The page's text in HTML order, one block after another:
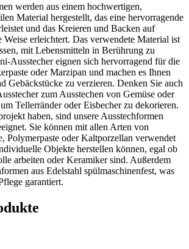
werden aus einem hochwertigen,
Material hergestellt, das eine hervorragende
und das Kreieren und Backen auf
Weise erleichtert. Das verwendete Material ist
mit Lebensmitteln in Berührung zu
Ausstecher eignen sich hervorragend für die
oder Marzipan und machen es Ihnen
Gebäckstücke zu verzieren. Denken Sie auch
zum Ausstechen von Gemüse oder
Tellerränder oder Eisbecher zu dekorieren.
haben, sind unsere Ausstechformen
Sie können mit allen Arten von
Polymerpaste oder Kaltporzellan verwendet
Objekte herstellen können, egal ob
arbeiten oder Keramiker sind. Außerdem
aus Edelstahl spülmaschinenfest, was
garantiert.